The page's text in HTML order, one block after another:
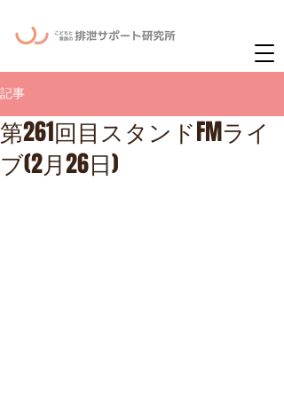
記事
第261回目スタンドFMライ
ブ(2月26日)